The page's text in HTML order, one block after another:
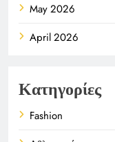
May 2026
April 2026
Κατηγορίες
Fashion